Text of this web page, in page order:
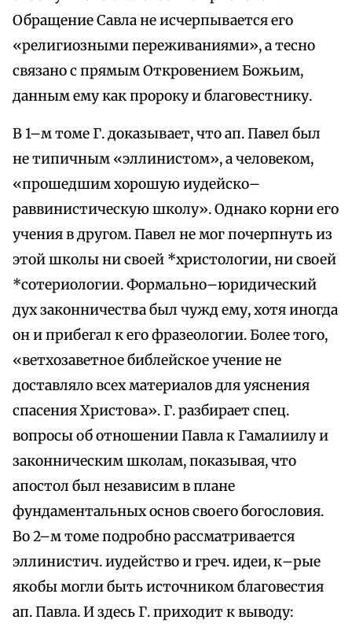
Обращение Савла не исчерпывается его
«религиозными переживаниями», а тесно
связано с прямым Откровением Божьим,
данным ему как пророку и благовестнику.
В 1–м томе Г. доказывает, что ап. Павел был
не типичным «эллинистом», а человеком,
«прошедшим хорошую иудейско–
раввинистическую школу». Однако корни его
учения в другом. Павел не мог почерпнуть из
этой школы ни своей *христологии, ни своей
*сотериологии. Формально–юридический
дух законничества был чужд ему, хотя иногда
он и прибегал к его фразеологии. Более того,
«ветхозаветное библейское учение не
доставляло всех материалов для уяснения
спасения Христова». Г. разбирает спец.
вопросы об отношении Павла к Гамалиилу и
законническим школам, показывая, что
апостол был независим в плане
фундаментальных основ своего богословия.
Во 2–м томе подробно рассматривается
эллинистич. иудейство и греч. идеи, к–рые
якобы могли быть источником благовестия
ап. Павла. И здесь Г. приходит к выводу: